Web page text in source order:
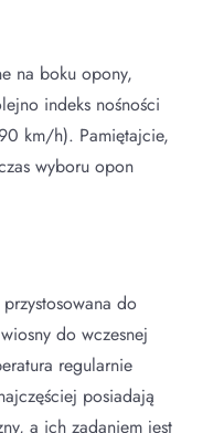
na boku opony,
indeks nośności
km/h). Pamiętajcie,
wyboru opon
do
do wczesnej
regularnie
posiadają
a ich zadaniem jest